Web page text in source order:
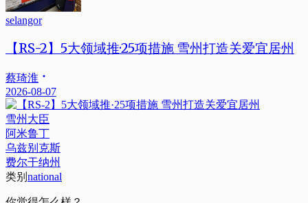
selangor
【RS-2】5大领域推·25项措施 雪州打造关爱宜居州
蔡琦淮
2026-08-07
雪州大臣
阿米鲁丁
乌兹别克斯
费尔干纳州
类别 national